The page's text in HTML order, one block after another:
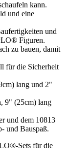
kann.
und eine
und
Figuren.
zu bauen, damit
für die Sicherheit
lang und 2"
9" (25cm) lang
und dem 10813
und Bauspaß.
Sets für die